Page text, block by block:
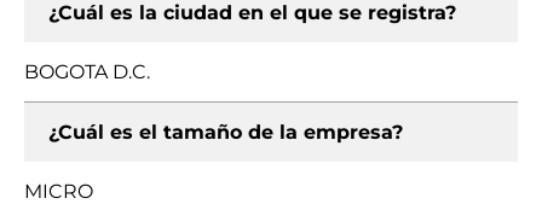
¿Cuál es la ciudad en el que se registra?
BOGOTA D.C.
¿Cuál es el tamaño de la empresa?
MICRO